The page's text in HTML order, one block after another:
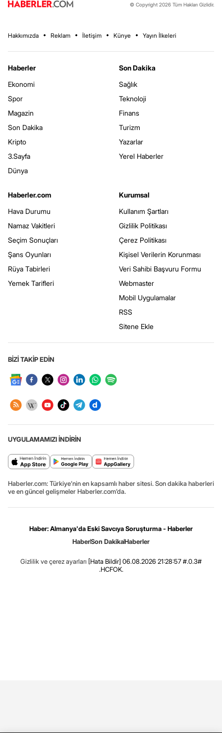
© Copyright 2026 Tüm Hakları Gizlidir.
Hakkımızda Reklam İletişim Künye Yayın İlkeleri
Haberler
Ekonomi
Spor
Magazin
Son Dakika
Kripto
3.Sayfa
Dünya
Son Dakika
Sağlık
Teknoloji
Finans
Turizm
Yazarlar
Yerel Haberler
Haberler.com
Hava Durumu
Namaz Vakitleri
Seçim Sonuçları
Şans Oyunları
Rüya Tabirleri
Yemek Tarifleri
Kurumsal
Kullanım Şartları
Gizlilik Politikası
Çerez Politikası
Kişisel Verilerin Korunması
Veri Sahibi Başvuru Formu
Webmaster
Mobil Uygulamalar
RSS
Sitene Ekle
BİZİ TAKİP EDİN
UYGULAMAMIZI İNDİRİN
Haberler.com: Türkiye’nin en kapsamlı haber sitesi. Son dakika haberleri
ve en güncel gelişmeler Haberler.com’da.
Haber: Almanya'da Eski Savcıya Soruşturma - Haberler
HaberSon DakikaHaberler
Gizlilik ve çerez ayarları [Hata Bildir] 06.08.2026 21:28:57 #.0.3#
.HCFOK.